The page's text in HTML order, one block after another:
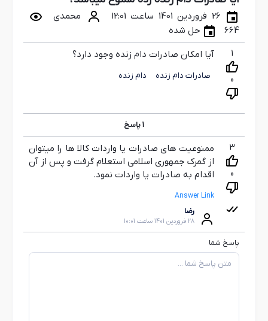
26 فروردین 1401 ساعت 12:01
محمدی
664
حل شده
1
0
آیا امکان صادرات دام زنده وجود دارد؟
صادرات دام زنده دام زنده
1پاسخ
3
0
ممنوعیت های صادرات یا واردات کالا ها را میتوان
از گمرک جمهوری اسلامی استعلام گرفت و پس از آن
اقدام به صادرات یا واردات نمود.
Answer Link
رضا
28 فروردین 1401 ساعت 10:01
پاسخ شما